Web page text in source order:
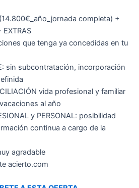
completa) +
EXTRAS
que tenga ya concedidas en tu
sin subcontratación, incorporación
vida profesional y familiar
al año
y PERSONAL: posibilidad
continua a cargo de la
agradable
acierto.com